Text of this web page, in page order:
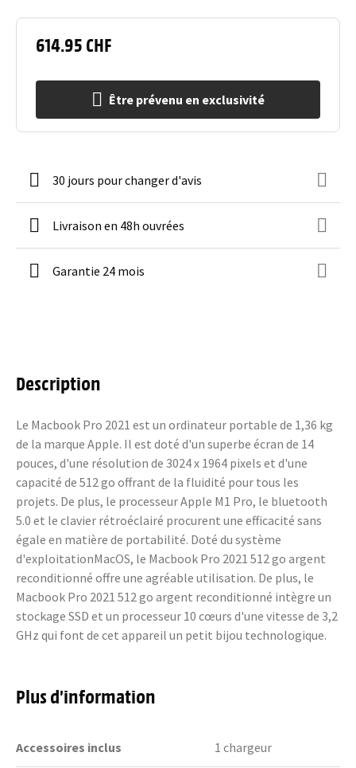
614.95 CHF
Être prévenu en exclusivité
30 jours pour changer d'avis
Livraison en 48h ouvrées
Garantie 24 mois
Description
Le Macbook Pro 2021 est un ordinateur portable de 1,36 kg
de la marque Apple. Il est doté d'un superbe écran de 14
pouces, d'une résolution de 3024 x 1964 pixels et d'une
capacité de 512 go offrant de la fluidité pour tous les
projets. De plus, le processeur Apple M1 Pro, le bluetooth
5.0 et le clavier rétroéclairé procurent une efficacité sans
égale en matière de portabilité. Doté du système
d'exploitationMacOS, le Macbook Pro 2021 512 go argent
reconditionné offre une agréable utilisation. De plus, le
Macbook Pro 2021 512 go argent reconditionné intègre un
stockage SSD et un processeur 10 cœurs d'une vitesse de 3,2
GHz qui font de cet appareil un petit bijou technologique.
Plus d’information
Accessoires inclus 1 chargeur